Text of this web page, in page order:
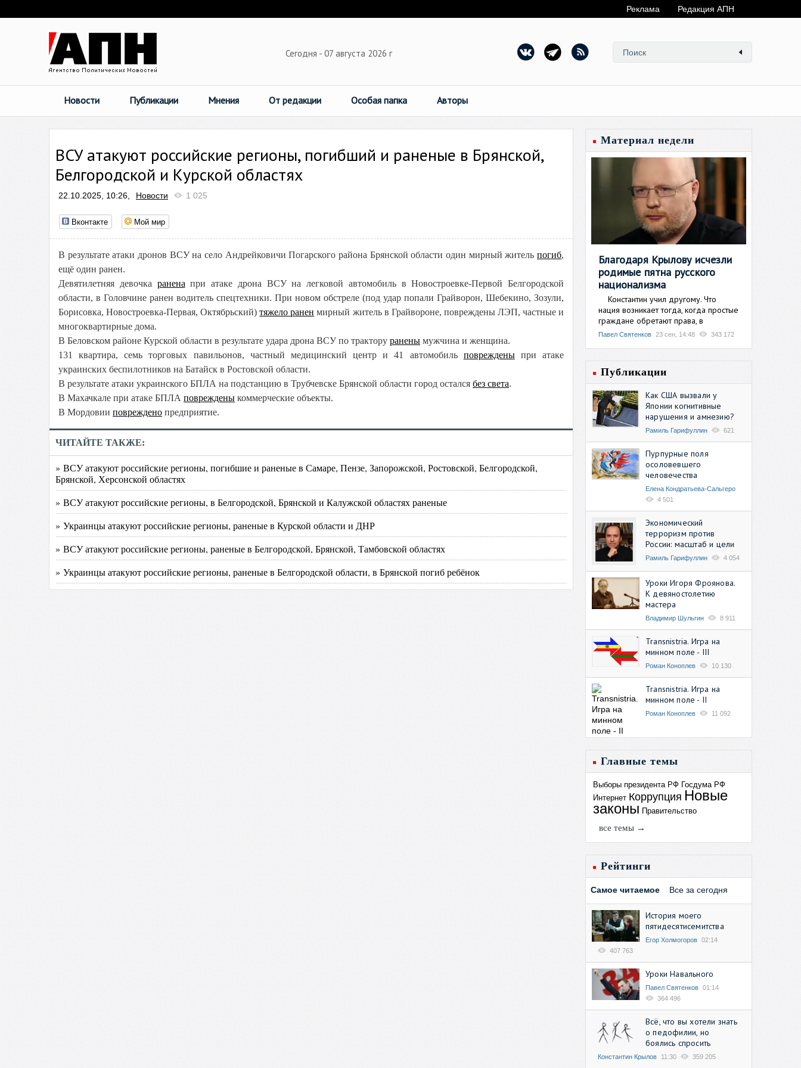
Реклама Редакция АПН
Сегодня - 07 августа 2026 г
Новости Публикации Мнения От редакции Особая папка Авторы
ВСУ атакуют российские регионы, погибший и раненые в Брянской,
Белгородской и Курской областях
22.10.2025, 10:26, Новости 1 025
Вконтакте Мой мир
В результате атаки дронов ВСУ на село Андрейковичи Погарского района Брянской области один мирный житель погиб,
ещё один ранен.
Девятилетняя девочка ранена при атаке дрона ВСУ на легковой автомобиль в Новостроевке-Первой Белгородской
области, в Головчине ранен водитель спецтехники. При новом обстреле (под удар попали Грайворон, Шебекино, Зозули,
Борисовка, Новостроевка-Первая, Октябрьский)тяжело ранен мирный житель в Грайвороне, повреждены ЛЭП, частные и
многоквартирные дома.
В Беловском районе Курской области в результате удара дрона ВСУ по трактору ранены мужчина и женщина.
131 квартира, семь торговых павильонов, частный медицинский центр и 41 автомобиль поврежденыпри атаке
украинских беспилотников на Батайск в Ростовской области.
В результате атаки украинского БПЛА на подстанцию в Трубчевске Брянской области город остался без света.
В Махачкале при атаке БПЛА повреждены коммерческие объекты.
В Мордовии повреждено предприятие.
ЧИТАЙТЕ ТАКЖЕ:
» ВСУ атакуют российские регионы, погибшие и раненые в Самаре, Пензе, Запорожской, Ростовской, Белгородской,
Брянской, Херсонской областях
» ВСУ атакуют российские регионы, в Белгородской, Брянской и Калужской областях раненые
» Украинцы атакуют российские регионы, раненые в Курской области и ДНР
» ВСУ атакуют российские регионы, раненые в Белгородской, Брянской, Тамбовской областях
» Украинцы атакуют российские регионы, раненые в Белгородской области, в Брянской погиб ребёнок
Материал недели
Благодаря Крылову исчезли
родимые пятна русского
национализма
Константин учил другому. Что
нация возникает тогда, когда простые
граждане обретают права, в
Павел Святенков 23 сен, 14:48 343 172
Публикации
Как США вызвали у
Японии когнитивные
нарушения и амнезию?
Рамиль Гарифуллин 621
Пурпурные поля
осоловевшего
человечества
Елена Кондратьева-Сальгеро
4 501
Экономический
терроризм против
России: масштаб и цели
Рамиль Гарифуллин 4 054
Уроки Игоря Фроянова.
К девяностолетию
мастера
Владимир Шульгин 8 911
Transnistria. Игра на
минном поле - III
Роман Коноплев 10 130
Transnistria. Игра на
минном поле - II
Роман Коноплев 11 092
Главные темы
Выборы президента РФ Госдума РФ
Интернет Коррупция Новые
законы Правительство
все темы →
Рейтинги
Самое читаемое Все за сегодня
История моего
пятидесятисемитства
Егор Холмогоров 02:14
407 763
Уроки Навального
Павел Святенков 01:14
364 496
Всё, что вы хотели знать
о педофилии, но
боялись спросить
Константин Крылов 11:30 359 205